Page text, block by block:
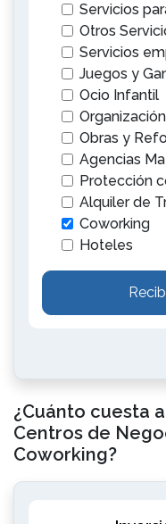
Servicios
Otros
Servicios
Juegos y
Ocio Infantil
Obras y
Agencias
Protección
Alquiler de
Coworking
Hoteles
¿Cuánto cuesta
Centros de
Coworking?